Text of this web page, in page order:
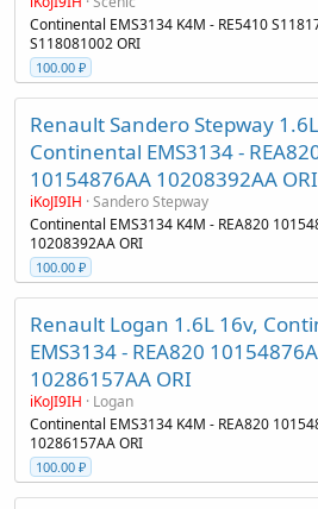
Continental EMS3134 K4M - RE5410
S118081002 ORI
100.00 ₽
Renault Sandero Stepway
Continental EMS3134 -
10154876AA 10208392AA ORI
iKoJI9IH Sandero Stepway
Continental EMS3134 K4M - REA820
10208392AA ORI
100.00 ₽
Renault Logan 1.6L 16v,
EMS3134 - REA820
10286157AA ORI
iKoJI9IH
Logan
Continental EMS3134 K4M - REA820
10286157AA ORI
100.00 ₽